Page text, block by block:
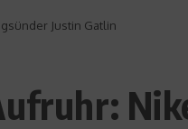
Justin Gatlin